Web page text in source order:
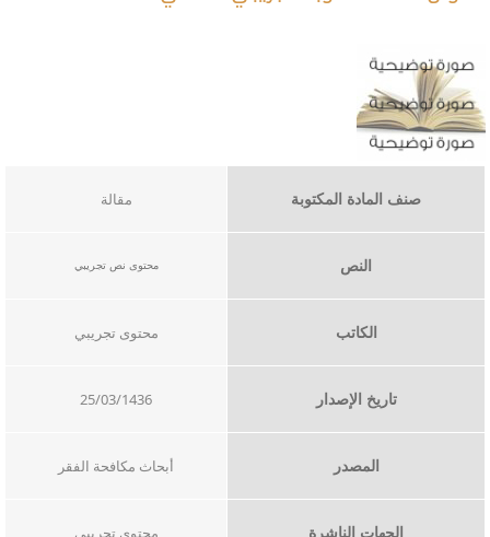
صنف المادة المكتوبة مقالة
النص محتوى نص تجريبي​​
الكاتب محتوى تجريبي​​
تاريخ الإصدار 25/03/1436
المصدر أبحاث مكافحة الفقر
الجهات الناشرة محتوى تجريبي​​